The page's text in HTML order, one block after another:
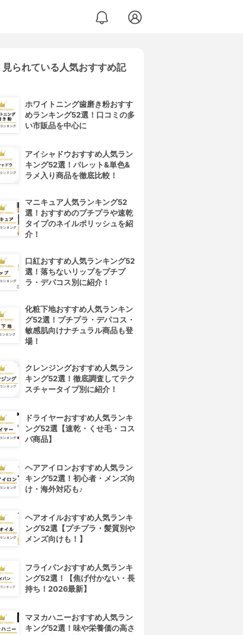
4位
見られている人気おすすめ記
ホワイトニング歯磨き粉おすす
めランキング52選！口コミの多
い市販品を中心に
アイシャドウおすすめ人気ラン
キング52選！パレット&単色&
ラメ入り商品を徹底比較！
マニキュア人気ランキング52
選！おすすめのプチプラや速乾
タイプのネイルポリッシュを紹
介！
口紅おすすめ人気ランキング52
選！落ちないリップをプチプ
ラ・デパコス別に紹介！
化粧下地おすすめ人気ランキン
グ52選！プチプラ・デパコス・
敏感肌向けナチュラル商品も登
場！
クレンジングおすすめ人気ラン
キング52選！徹底調査してテク
スチャータイプ別に紹介！
ドライヤーおすすめ人気ランキ
ング52選【速乾・くせ毛・コス
パ商品】
ヘアアイロンおすすめ人気ラン
キング52選！初心者・メンズ向
け・海外対応も♪
ヘアオイルおすすめ人気ランキ
ング52選【プチプラ・髪質別や
メンズ向けも！】
フライパンおすすめ人気ランキ
ング52選！【焦げ付かない・長
持ち！2026最新】
マヌカハニーおすすめ人気ラン
キング52選！味や栄養価の高さ